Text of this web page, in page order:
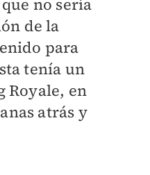
no sería
de la
para
tenía un
Royale, en
atrás y